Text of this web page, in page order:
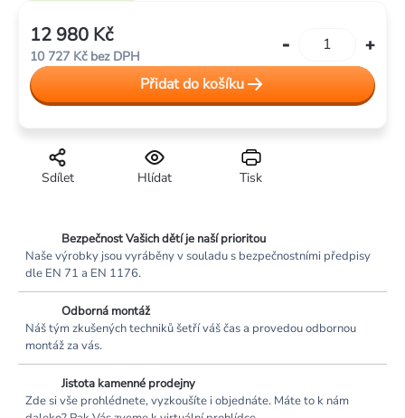
Tisk
Hlídat
Sdílet
12 980 Kč
10 727 Kč bez DPH
cena:
Přidat do košíku
Bezpečnost Vašich dětí je naší prioritou
Naše výrobky jsou vyráběny v souladu s bezpečnostními předpisy
dle EN 71 a EN 1176.
Odborná montáž
Náš tým zkušených techniků šetří váš čas a provedou odbornou
montáž za vás.
Jistota kamenné prodejny
Zde si vše prohlédnete, vyzkoušíte i objednáte. Máte to k nám